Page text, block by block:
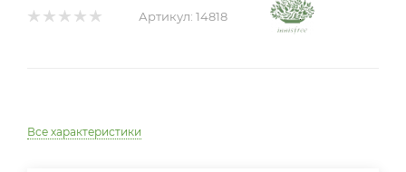
Артикул: 14818
Все характеристики